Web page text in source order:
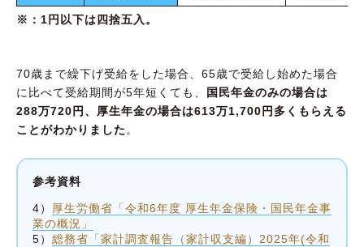
※：1円以下は四捨五入。
70歳まで繰下げ受給をした場合、65歳で受給し始めた場合
に比べて受給期間が5年短くても、
国民年金のみの場合は
288万720円、厚生年金の場合は613万1,700円多くもらえる
ことがわかりました。
参考資料
4）
厚生労働省「令和6年度 厚生年金保険・国民年金事
業の概況」
5） 総務省「家計調査報告（家計収支編）2025年(令和